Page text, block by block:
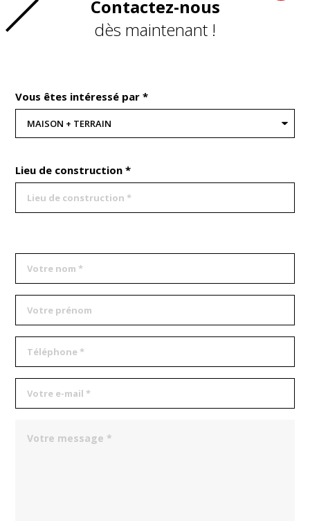
Contactez-nous
dès maintenant !
Vous êtes intéressé par *
Lieu de construction *